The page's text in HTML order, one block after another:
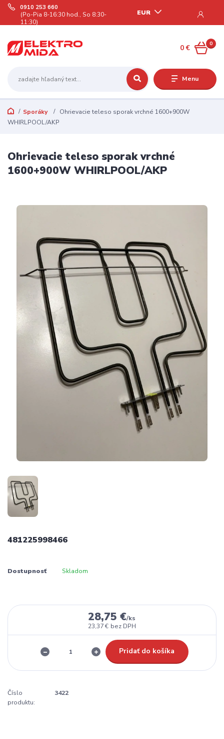
Menu
EUR
0910 253 660
(Po-Pia 8-16:30 hod., So 8:30-
11:30)
0
0 €
Sporáky
Ohrievacie teleso sporak vrchné 1600+900W
WHIRLPOOL/AKP
Ohrievacie teleso sporak vrchné
1600+900W WHIRLPOOL/AKP
481225998466
Dostupnosť Skladom
28,75 €/ks
23,37 € bez DPH
Pridať do košíka
Číslo
produktu:
3422